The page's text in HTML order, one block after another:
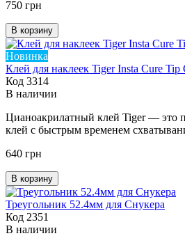
750 грн
В корзину
Новинка
Клей для наклеек Tiger Insta Cure Tip
Код 3314
В наличии
Цианоакрилатный клей Tiger — это
клей с быстрым временем
640 грн
В корзину
Треугольник 52.4мм для Снукера
Код 2351
В наличии